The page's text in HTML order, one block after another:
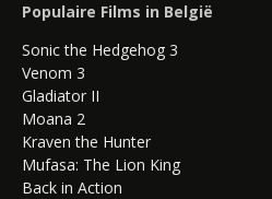
Populaire Films in België
Sonic the Hedgehog 3
Venom 3
Gladiator II
Moana 2
Kraven the Hunter
Mufasa: The Lion King
Back in Action